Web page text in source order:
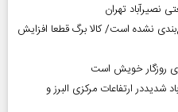
نصیرآباد تهران
نشده است/ کالا برگ قطعا افزایش
روزگار خویش است
ارتفاعات مرکزی البرز و